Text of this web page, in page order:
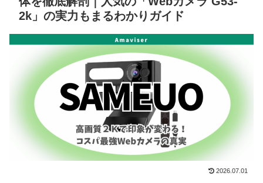
2k」の実力もまるわかりガイド
2026.07.01